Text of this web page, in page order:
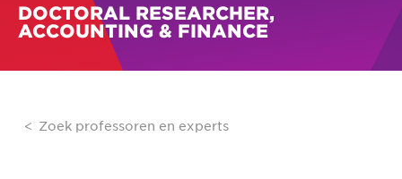
DOCTORAL RESEARCHER,
ACCOUNTING & FINANCE
Zoek professoren en experts